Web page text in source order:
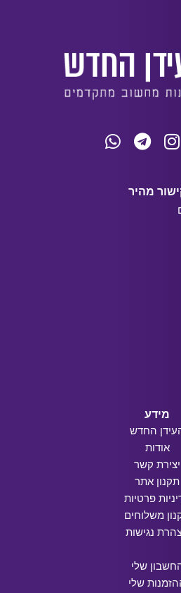
מהיר
מידע
החדש
אודות
יצירת קשר
תקנון אתר
פרטיות
משלוחים
נגישות
שלי
שלי